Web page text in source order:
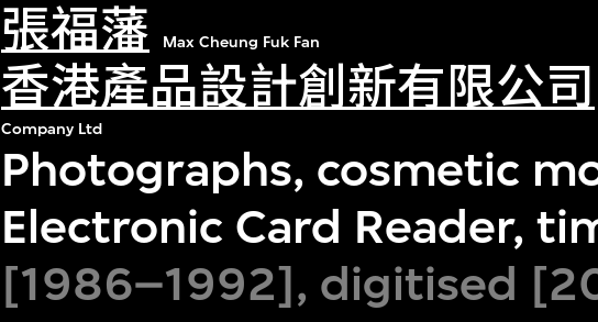
張福藩 Max Cheung Fuk Fan
香港產品設計創新有限公司
Company Ltd
Photographs, cosmetic
Electronic Card Reader,
[1986–1992], digitised